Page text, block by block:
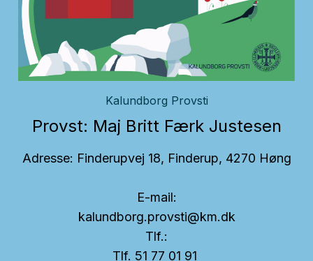
Kalundborg Provsti
Provst: Maj Britt Færk Justesen
Adresse: Finderupvej 18, Finderup, 4270 Høng
E-mail:
kalundborg.provsti@km.dk
Tlf.:
Tlf. 51 77 01 91